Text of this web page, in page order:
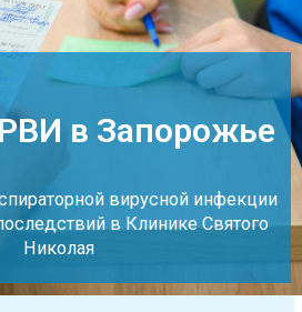
в Запорожье
вирусной инфекции
в Клинике Святого
Николая